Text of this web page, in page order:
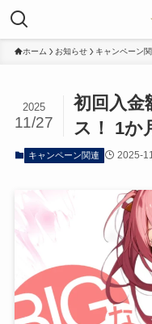
ホーム お知らせ キャンペーン
初回入金
ス！ 1か
2025
11/27
キャンペーン関連 2025-